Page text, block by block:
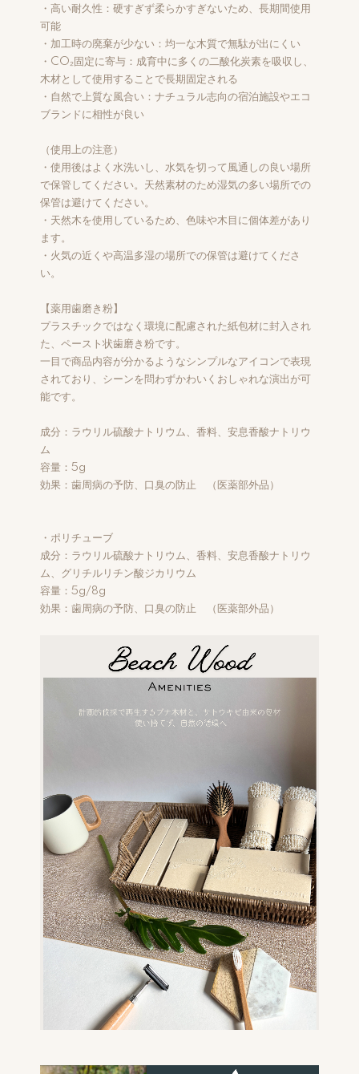
・高い耐久性：硬すぎず柔らかすぎないため、長期間使用
可能
・加工時の廃棄が少ない：均一な木質で無駄が出にくい
・CO₂固定に寄与：成育中に多くの二酸化炭素を吸収し、
木材として使用することで長期固定される
・自然で上質な風合い：ナチュラル志向の宿泊施設やエコ
ブランドに相性が良い
（使用上の注意）
・使用後はよく水洗いし、水気を切って風通しの良い場所
で保管してください。天然素材のため湿気の多い場所での
保管は避けてください。
・天然木を使用しているため、色味や木目に個体差があり
ます。
・火気の近くや高温多湿の場所での保管は避けてくださ
い。
【薬用歯磨き粉】
プラスチックではなく環境に配慮された紙包材に封入され
た、ペースト状歯磨き粉です。
一目で商品内容が分かるようなシンプルなアイコンで表現
されており、シーンを問わずかわいくおしゃれな演出が可
能です。
成分：ラウリル硫酸ナトリウム、香料、安息香酸ナトリウ
ム
容量：5g
効果：歯周病の予防、口臭の防止 （医薬部外品）
・ポリチューブ
成分：ラウリル硫酸ナトリウム、香料、安息香酸ナトリウ
ム、グリチルリチン酸ジカリウム
容量：5g/8g
効果：歯周病の予防、口臭の防止 （医薬部外品）